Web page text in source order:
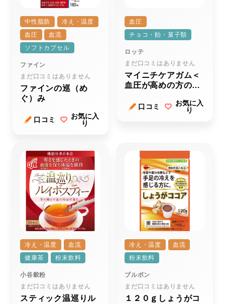
中性脂肪
冷え・温度
血圧
血流
ソフトカプセル
ファイン
まだ口コミはありません
ファインの巡（め
ぐ）み
口コミ
お気に入
り
血圧
チョコ・飴・菓子類
ロッテ
まだ口コミはありません
マイニチケアガム＜
血圧が高めの方のミ
口コミ
お気に入
り
冷え・温度
血流
健康茶
粉末飲料
小谷穀粉
まだ口コミはありません
スティック温巡りル
冷え・温度
血流
粉末飲料
ブルボン
まだ口コミはありません
１２０ｇしょうがコ